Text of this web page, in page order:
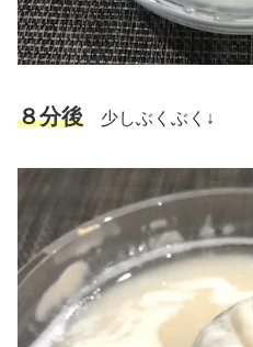
８分後 少しぶくぶく↓